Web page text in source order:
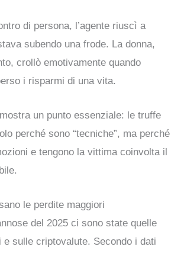
di persona, l’agente riuscì a
subendo una frode. La donna,
crollò emotivamente quando
i risparmi di una vita.
un punto essenziale: le truffe
perché sono “tecniche”, ma perché
e tengono la vittima coinvolta il
le perdite maggiori
del 2025 ci sono state quelle
sulle criptovalute. Secondo i dati